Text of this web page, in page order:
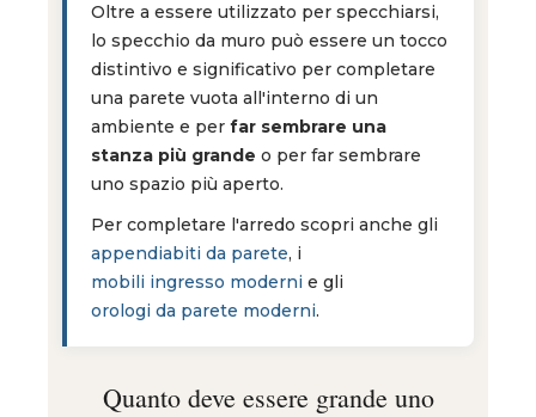
Oltre a essere utilizzato per specchiarsi,
lo specchio da muro può essere un tocco
distintivo e significativo per completare
una parete vuota all'interno di un
ambiente e per far sembrare una
stanza più grande o per far sembrare
uno spazio più aperto.
Per completare l'arredo scopri anche gli
appendiabiti da parete, i
mobili ingresso moderni e gli
orologi da parete moderni.
Quanto deve essere grande uno